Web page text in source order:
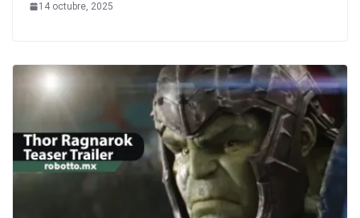
14 octubre, 2025